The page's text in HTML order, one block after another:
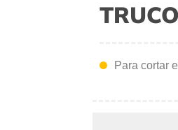
Para cortar el